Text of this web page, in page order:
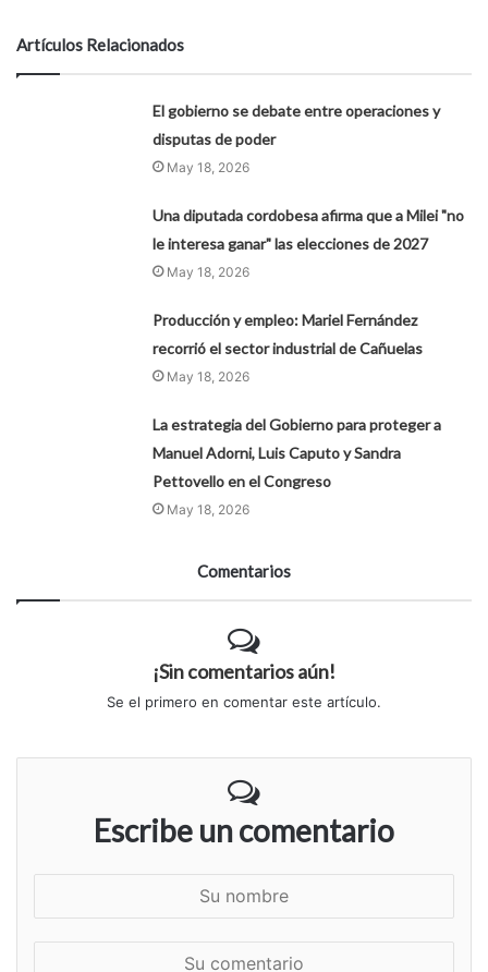
Artículos Relacionados
El gobierno se debate entre operaciones y
disputas de poder
May 18, 2026
Una diputada cordobesa afirma que a Milei "no
le interesa ganar" las elecciones de 2027
May 18, 2026
Producción y empleo: Mariel Fernández
recorrió el sector industrial de Cañuelas
May 18, 2026
La estrategia del Gobierno para proteger a
Manuel Adorni, Luis Caputo y Sandra
Pettovello en el Congreso
May 18, 2026
Comentarios
¡Sin comentarios aún!
Se el primero en comentar este artículo.
Escribe un comentario